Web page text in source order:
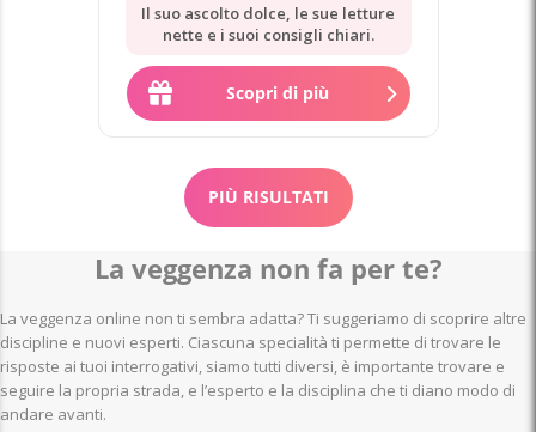
Il suo ascolto dolce, le sue letture
nette e i suoi consigli chiari.
Scopri di più
PIÙ RISULTATI
La veggenza non fa per te?
La veggenza online non ti sembra adatta? Ti suggeriamo di scoprire altre
discipline e nuovi esperti. Ciascuna specialità ti permette di trovare le
risposte ai tuoi interrogativi, siamo tutti diversi, è importante trovare e
seguire la propria strada, e l’esperto e la disciplina che ti diano modo di
andare avanti.